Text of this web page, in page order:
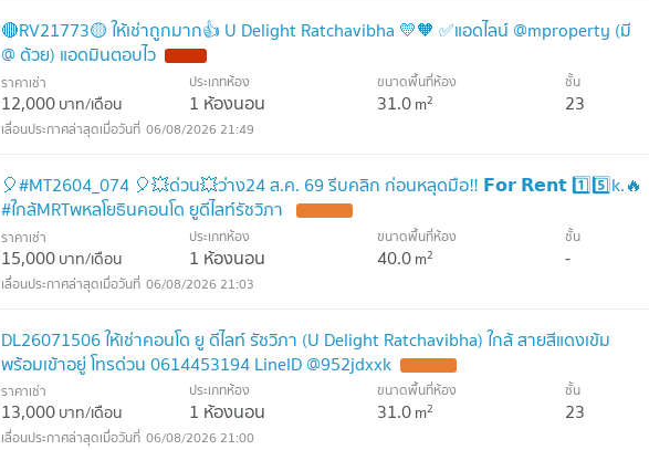
🔴RV21773🟡 ให้เช่าถูกมาก👍 U Delight Ratchavibha 💛🧡 ✅แอดไลน์ @mproperty (มี
@ ด้วย) แอดมินตอบไว
ราคาเช่า
12,000บาท/เดือน
ประเภทห้อง
1 ห้องนอน
ขนาดพื้นที่ห้อง
31.0m2
ชั้น
23
06/08/2026 21:49
🎈#MT2604_074 🎈💥ด่วน💥ว่าง24 ส.ค. 69 รีบคลิก ก่อนหลุดมือ‼️ 𝗙𝗼𝗿 𝗥𝗲𝗻𝘁 1️⃣5️⃣k.🔥
#ใกล้MRTพหลโยธินคอนโด ยูดีไลท์รัชวิภา
ราคาเช่า
15,000บาท/เดือน
ประเภทห้อง
1 ห้องนอน
ขนาดพื้นที่ห้อง
40.0m2
ชั้น
-
06/08/2026 21:03
DL26071506 ให้เช่าคอนโด ยู ดีไลท์ รัชวิภา (U Delight Ratchavibha) ใกล้ สายสีแดงเข้ม
พร้อมเข้าอยู่ โทรด่วน 0614453194 LineID @952jdxxk
ราคาเช่า
13,000บาท/เดือน
ประเภทห้อง
1 ห้องนอน
ขนาดพื้นที่ห้อง
31.0m2
ชั้น
23
06/08/2026 21:00